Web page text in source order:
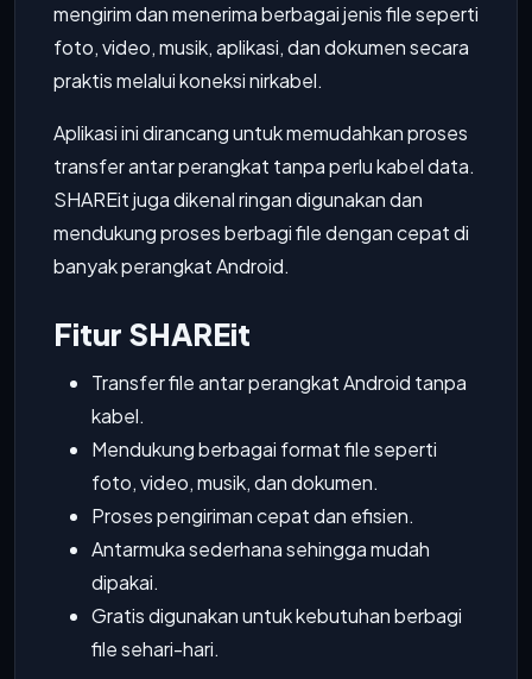
mengirim dan menerima berbagai jenis file seperti
foto, video, musik, aplikasi, dan dokumen secara
praktis melalui koneksi nirkabel.
Aplikasi ini dirancang untuk memudahkan proses
transfer antar perangkat tanpa perlu kabel data.
SHAREit juga dikenal ringan digunakan dan
mendukung proses berbagi file dengan cepat di
banyak perangkat Android.
Fitur SHAREit
Transfer file antar perangkat Android tanpa
kabel.
Mendukung berbagai format file seperti
foto, video, musik, dan dokumen.
Proses pengiriman cepat dan efisien.
Antarmuka sederhana sehingga mudah
dipakai.
Gratis digunakan untuk kebutuhan berbagi
file sehari-hari.